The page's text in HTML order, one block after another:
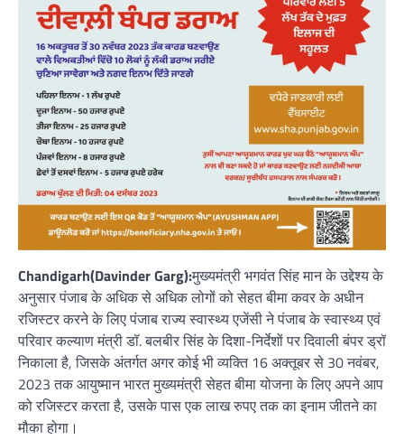
Chandigarh(Davinder Garg):मुख्यमंत्री भगवंत सिंह मान के उद्देश्य के
अनुसार पंजाब के अधिक से अधिक लोगों को सेहत बीमा कवर के अधीन
रजिस्टर करने के लिए पंजाब राज्य स्वास्थ्य एजेंसी ने पंजाब के स्वास्थ्य एवं
परिवार कल्याण मंत्री डॉ. बलबीर सिंह के दिशा-निर्देशों पर दिवाली बंपर ड्रॉ
निकाला है, जिसके अंतर्गत अगर कोई भी व्यक्ति 16 अक्तूबर से 30 नवंबर,
2023 तक आयुष्मान भारत मुख्यमंत्री सेहत बीमा योजना के लिए अपने आप
को रजिस्टर करता है, उसके पास एक लाख रुपए तक का इनाम जीतने का
मौका होगा।